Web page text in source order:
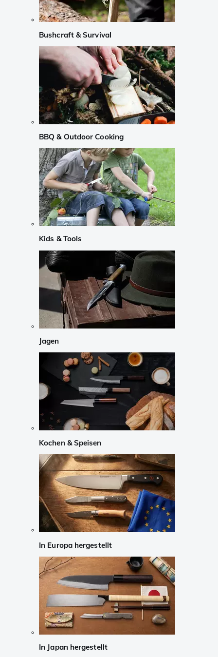
Bushcraft & Survival
BBQ & Outdoor Cooking
Kids & Tools
Jagen
Kochen & Speisen
In Europa hergestellt
In Japan hergestellt